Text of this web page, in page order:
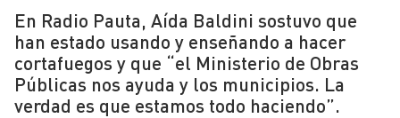
En Radio Pauta, Aída Baldini sostuvo que
han estado usando y enseñando a hacer
cortafuegos y que “el Ministerio de Obras
Públicas nos ayuda y los municipios. La
verdad es que estamos todo haciendo”.